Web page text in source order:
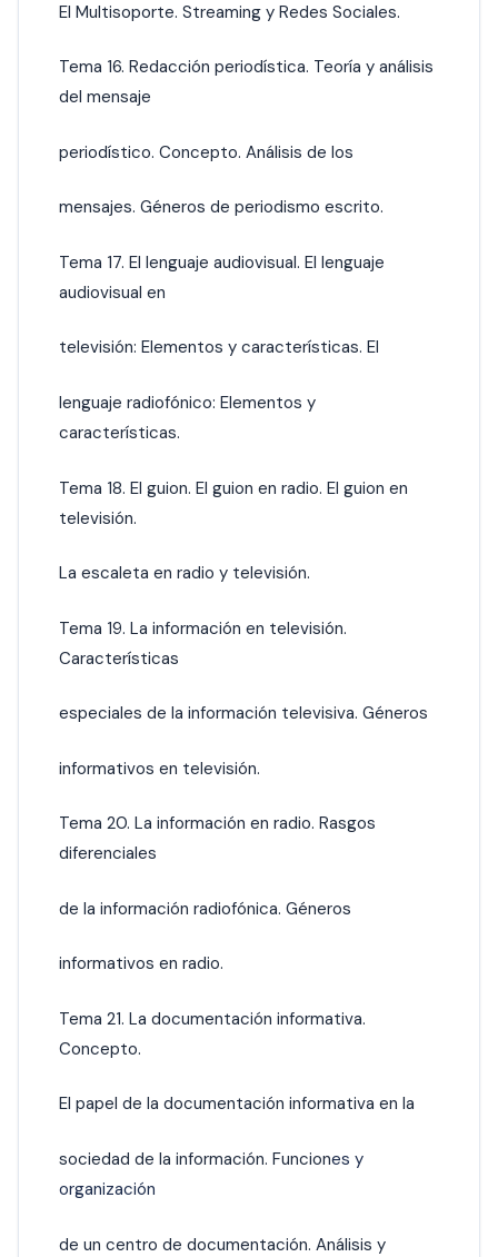
El Multisoporte. Streaming y Redes Sociales.
Tema 16. Redacción periodística. Teoría y análisis
del mensaje
periodístico. Concepto. Análisis de los
mensajes. Géneros de periodismo escrito.
Tema 17. El lenguaje audiovisual. El lenguaje
audiovisual en
televisión: Elementos y características. El
lenguaje radiofónico: Elementos y
características.
Tema 18. El guion. El guion en radio. El guion en
televisión.
La escaleta en radio y televisión.
Tema 19. La información en televisión.
Características
especiales de la información televisiva. Géneros
informativos en televisión.
Tema 20. La información en radio. Rasgos
diferenciales
de la información radiofónica. Géneros
informativos en radio.
Tema 21. La documentación informativa.
Concepto.
El papel de la documentación informativa en la
sociedad de la información. Funciones y
organización
de un centro de documentación. Análisis y